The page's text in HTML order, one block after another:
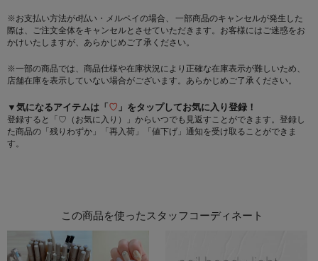
※お支払い方法がd払い・メルペイの場合、 一部商品のキャンセルが発生した
際は、ご注文全体をキャンセルとさせていただきます。お客様にはご迷惑をお
かけいたしますが、あらかじめご了承ください。
※一部の商品では、商品仕様や在庫状況により正確な在庫表示が難しいため、
店舗在庫を表示していない場合がございます。あらかじめご了承ください。
▼気になるアイテムは「♡ 」をタップしてお気に入り登録！
登録すると「♡（お気に入り）」からいつでも見返すことができます。登録し
た商品の「残りわずか」「再入荷」「値下げ」通知を受け取ることができま
す。
この商品を使ったスタッフコーディネート